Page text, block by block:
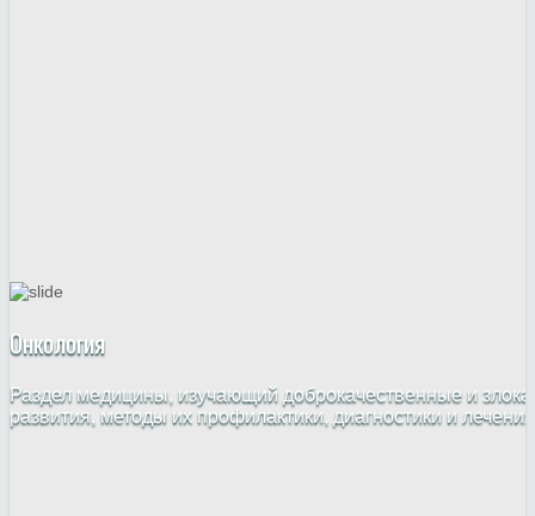
Онкология
Раздел медицины, изучающий доброкачественные и
развития, методы их профилактики, диагностики и лечения